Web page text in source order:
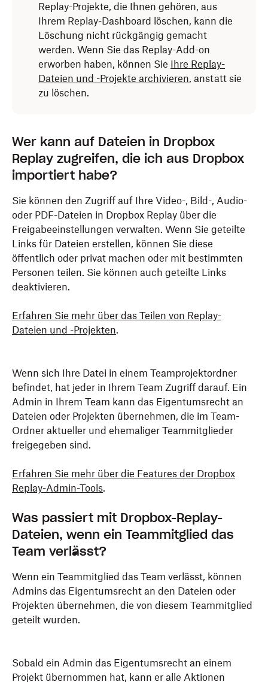
Replay-Projekte, die Ihnen gehören, aus
Ihrem Replay-Dashboard löschen, kann die
Löschung nicht rückgängig gemacht
werden. Wenn Sie das Replay-Add-on
erworben haben, können Sie Ihre Replay-
Dateien und -Projekte archivieren, anstatt sie
zu löschen.
Wer kann auf Dateien in Dropbox
Replay zugreifen, die ich aus Dropbox
importiert habe?
Sie können den Zugriff auf Ihre Video-, Bild-, Audio-
oder PDF-Dateien in Dropbox Replay über die
Freigabeeinstellungen verwalten. Wenn Sie geteilte
Links für Dateien erstellen, können Sie diese
öffentlich oder privat machen oder mit bestimmten
Personen teilen. Sie können auch geteilte Links
deaktivieren.
Erfahren Sie mehr über das Teilen von Replay-
Dateien und -Projekten.
Wenn sich Ihre Datei in einem Teamprojektordner
befindet, hat jeder in Ihrem Team Zugriff darauf. Ein
Admin in Ihrem Team kann das Eigentumsrecht an
Dateien oder Projekten übernehmen, die im Team-
Ordner aktueller und ehemaliger Teammitglieder
freigegeben sind.
Erfahren Sie mehr über die Features der Dropbox
Replay-Admin-Tools.
Was passiert mit Dropbox-Replay-
Dateien, wenn ein Teammitglied das
Team verlässt?
Wenn ein Teammitglied das Team verlässt, können
Admins das Eigentumsrecht an den Dateien oder
Projekten übernehmen, die von diesem Teammitglied
geteilt wurden.
Sobald ein Admin das Eigentumsrecht an einem
Projekt übernommen hat, kann er alle Aktionen